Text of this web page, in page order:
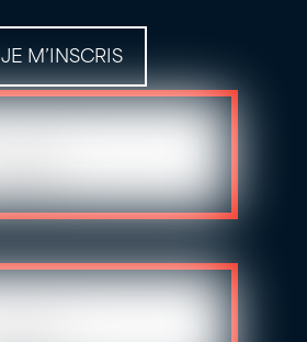
JE M’INSCRIS